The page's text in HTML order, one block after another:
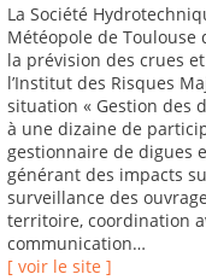
La Société
Météopole de
la prévision des crues
l’Institut des Risques
situation « Gestion des
à une dizaine de
gestionnaire de digues
générant des impacts
surveillance des
territoire, coordination
communication…
[ voir le site ]